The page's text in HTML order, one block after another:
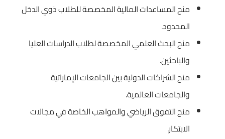
منح المساعدات المالية المخصصة للطلاب ذوي الدخل
المحدود.
منح البحث العلمي المخصصة لطلاب الدراسات العليا
والباحثين.
منح الشراكات الدولية بين الجامعات الإماراتية
والجامعات العالمية.
منح التفوق الرياضي والمواهب الخاصة في مجالات
الابتكار.